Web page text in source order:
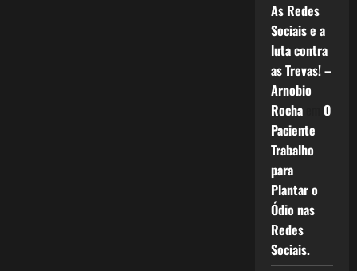
As Redes
Sociais e a
luta contra
as Trevas! –
Arnobio
Rochaem O
Paciente
Trabalho
para
Plantar o
Ódio nas
Redes
Sociais.